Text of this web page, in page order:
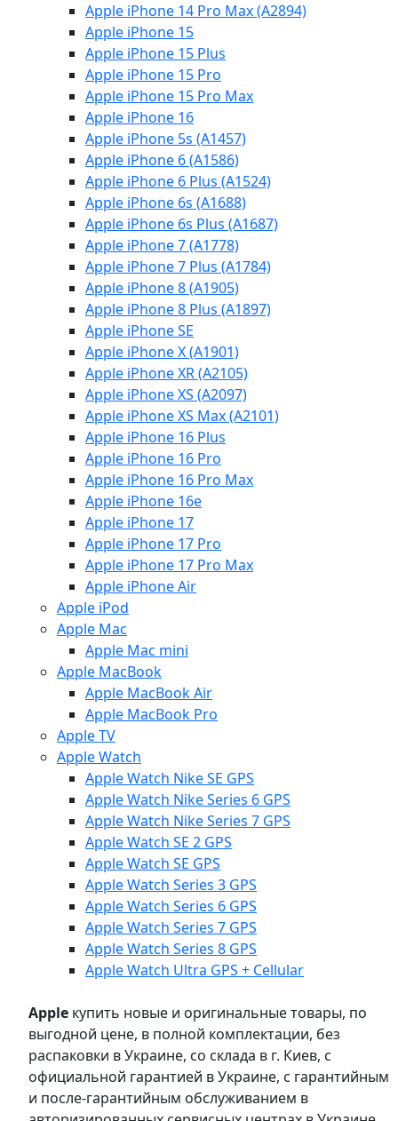
Apple iPhone 14 Pro Max (A2894)
Apple iPhone 15
Apple iPhone 15 Plus
Apple iPhone 15 Pro
Apple iPhone 15 Pro Max
Apple iPhone 16
Apple iPhone 5s (A1457)
Apple iPhone 6 (A1586)
Apple iPhone 6 Plus (A1524)
Apple iPhone 6s (A1688)
Apple iPhone 6s Plus (A1687)
Apple iPhone 7 (A1778)
Apple iPhone 7 Plus (A1784)
Apple iPhone 8 (A1905)
Apple iPhone 8 Plus (A1897)
Apple iPhone SE
Apple iPhone X (A1901)
Apple iPhone XR (A2105)
Apple iPhone XS (A2097)
Apple iPhone XS Max (A2101)
Apple iPhone 16 Plus
Apple iPhone 16 Pro
Apple iPhone 16 Pro Max
Apple iPhone 16e
Apple iPhone 17
Apple iPhone 17 Pro
Apple iPhone 17 Pro Max
Apple iPhone Air
Apple iPod
Apple Mac
Apple Mac mini
Apple MacBook
Apple MacBook Air
Apple MacBook Pro
Apple TV
Apple Watch
Apple Watch Nike SE GPS
Apple Watch Nike Series 6 GPS
Apple Watch Nike Series 7 GPS
Apple Watch SE 2 GPS
Apple Watch SE GPS
Apple Watch Series 3 GPS
Apple Watch Series 6 GPS
Apple Watch Series 7 GPS
Apple Watch Series 8 GPS
Apple Watch Ultra GPS + Cellular
Apple купить новые и оригинальные товары, по
выгодной цене, в полной комплектации, без
распаковки в Украине, со склада в г. Киев, с
официальной гарантией в Украине, с гарантийным
и после-гарантийным обслуживанием в